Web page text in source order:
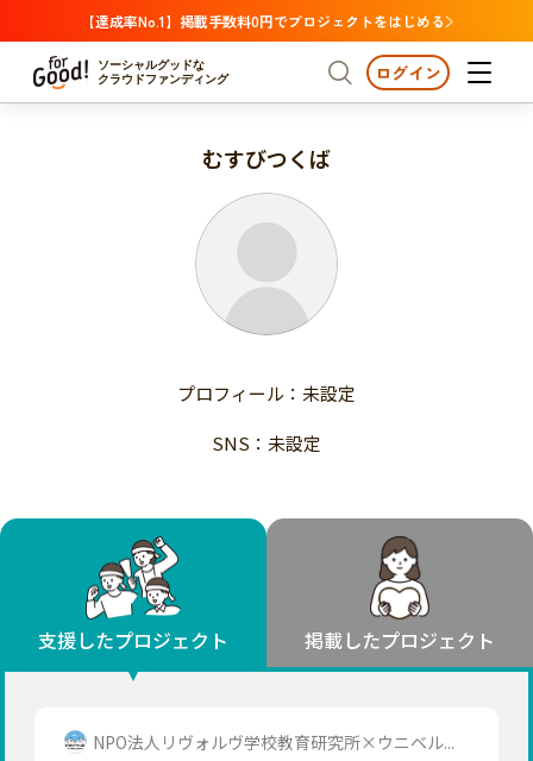
【達成率No.1】掲載手数料0円でプロジェクトをはじめる
ソーシャルグッドな
クラウドファンディング
プロジェクトからさがす 注目
支援金額が多い
支援人数が多い
終了日が近い
国際協力
子ども・教育
フード・農業
文化
環境・エシカル
人権・マイノリティ
社会貢献
地域からさがす 北海道・東北
北海道
支援金額が多い
終了日が近い
カテゴリーからさがす
医療・福祉
子ども・教育
人権・マイノリティ
北海道 青森 岩手 宮城
秋田
福島
茨城 栃木 群馬
千葉
東京
神奈川
新潟 富山 石川 福井
山梨
ログイン
むすびつくば
プロフィール：未設定
SNS：未設定
支援したプロジェクト 掲載したプロジェクト
NPO法人リヴォルヴ学校教育研究所×ウニベル...